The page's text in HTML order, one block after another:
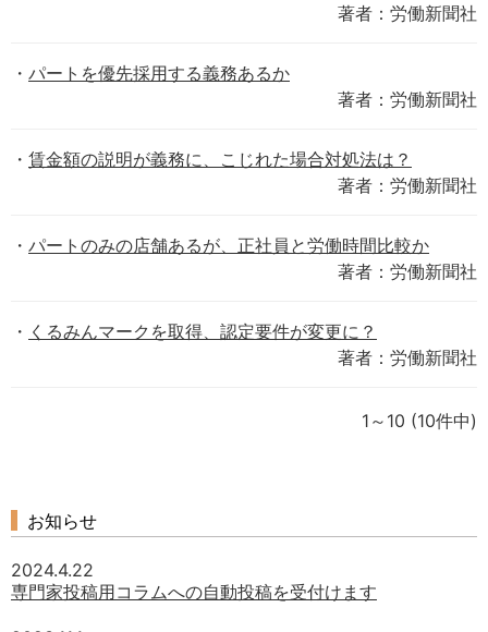
著者：労働新聞社
パートを優先採用する義務あるか
著者：労働新聞社
賃金額の説明が義務に、こじれた場合対処法は？
著者：労働新聞社
パートのみの店舗あるが、正社員と労働時間比較か
著者：労働新聞社
くるみんマークを取得、認定要件が変更に？
著者：労働新聞社
1～10 (10件中)
お知らせ
2024.4.22
専門家投稿用コラムへの自動投稿を受付けます